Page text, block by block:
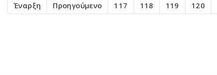
Έναρξη Προηγούμενο 117 118 119 120